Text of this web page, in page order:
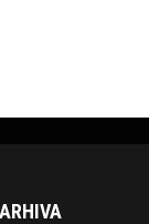
ARHIVA